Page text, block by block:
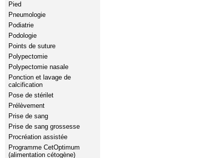
Pied
Pneumologie
Podiatrie
Podologie
Points de suture
Polypectomie
Polypectomie nasale
Ponction et lavage de
calcification
Pose de stérilet
Prélèvement
Prise de sang
Prise de sang grossesse
Procréation assistée
Programme CetOptimum
(alimentation cétogène)